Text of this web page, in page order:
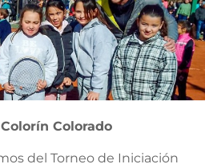
Colorado
del Torneo de Iniciación